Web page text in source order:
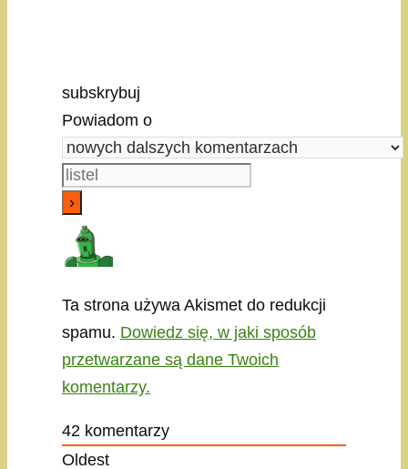
subskrybuj
Powiadom o
Ta strona używa Akismet do redukcji
spamu. Dowiedz się, w jaki sposób
przetwarzane są dane Twoich
komentarzy.
42 komentarzy
Oldest